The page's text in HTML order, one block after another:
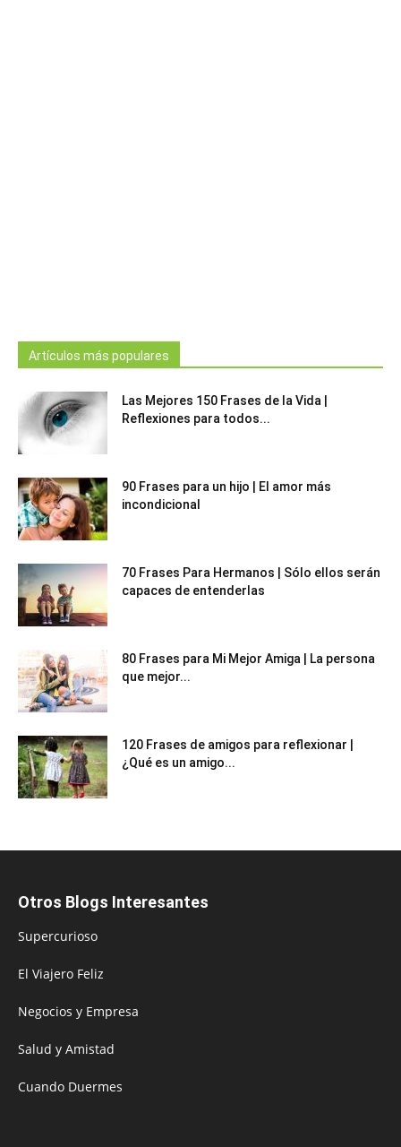
Artículos más populares
Las Mejores 150 Frases de la Vida |
Reflexiones para todos...
90 Frases para un hijo | El amor más
incondicional
70 Frases Para Hermanos | Sólo ellos serán
capaces de entenderlas
80 Frases para Mi Mejor Amiga | La persona
que mejor...
120 Frases de amigos para reflexionar |
¿Qué es un amigo...
Otros Blogs Interesantes
Supercurioso
El Viajero Feliz
Negocios y Empresa
Salud y Amistad
Cuando Duermes